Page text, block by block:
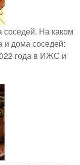
соседей. На каком
и дома соседей:
года в ИЖС и